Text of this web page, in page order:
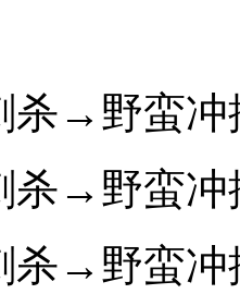
杀→野蛮
杀→野蛮
杀→野蛮